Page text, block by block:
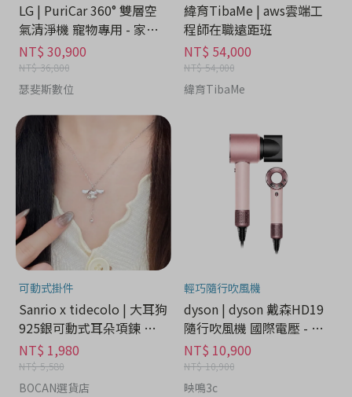
LG | PuriCar 360° 雙層空
氣清淨機 寵物專用 - 家電
分期
NT$ 30,900
NT$ 36,800
瑟斐斯數位
緯育TibaMe | aws雲端工
程師在職遠距班
NT$ 54,000
NT$ 54,000
緯育TibaMe
可動式掛件
Sanrio x tidecolo | 大耳狗
925銀可動式耳朵項鍊 禮
盒 - 流行潮牌分期
NT$ 1,980
NT$ 5,580
BOCAN選貨店
輕巧隨行吹風機
dyson | dyson 戴森HD19
隨行吹風機 國際電壓 - 家
電分期
NT$ 10,900
NT$ 10,900
映鳴3c